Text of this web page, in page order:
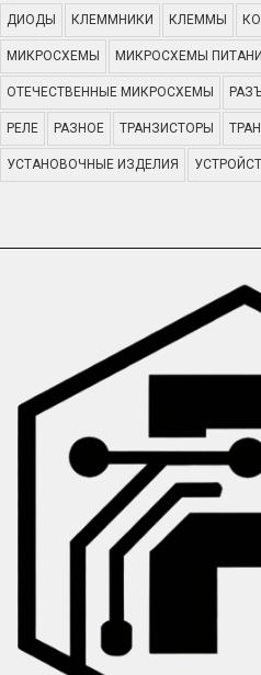
ДИОДЫ КЛЕММНИКИ КЛЕММЫ
МИКРОСХЕМЫ МИКРОСХЕМЫ
ОТЕЧЕСТВЕННЫЕ МИКРОСХЕМЫ
РЕЛЕ РАЗНОЕ ТРАНЗИСТОРЫ
УСТАНОВОЧНЫЕ ИЗДЕЛИЯ